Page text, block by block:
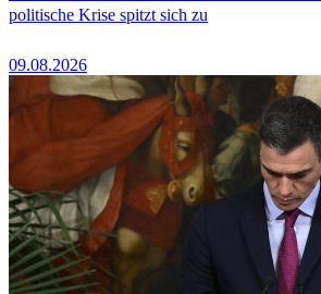
politische Krise spitzt sich zu
09.08.2026